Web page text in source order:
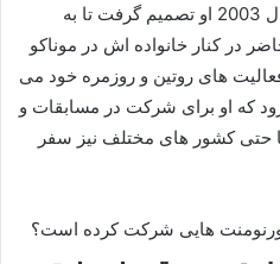
دانمارک گذرانده است. اما از سال 2003 او تصمیم گرفت تا به
در کنار خانواده اش در موناکو
های روتین و روزمره خود می‌
که او برای شرکت در مسابقات و
حتی کشور های مختلف نیز سفر